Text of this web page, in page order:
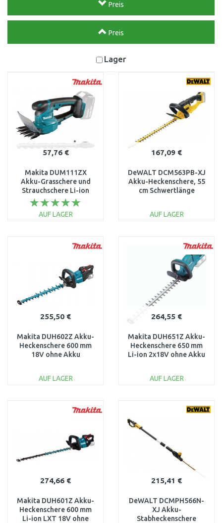
Preis
Preis
Lager
57,76 €
Makita DUM111ZX
Akku-Grasschere und
Strauchschere Li-ion
LXT 18V ohne Akku
AUF LAGER
167,09 €
DeWALT DCM563PB-XJ
Akku-Heckenschere, 55
cm Schwertlänge
AUF LAGER
Vergleichen
255,50 €
Makita DUH602Z Akku-
Heckenschere 600 mm
18V ohne Akku
AUF LAGER
264,55 €
Makita DUH651Z Akku-
Heckenschere 650 mm
Li-ion 2x18V ohne Akku
AUF LAGER
274,66 €
Makita DUH601Z Akku-
Heckenschere 600 mm
Li-ion LXT 18V ohne
215,41 €
DeWALT DCMPH566N-
XJ Akku-
Stabheckenschere